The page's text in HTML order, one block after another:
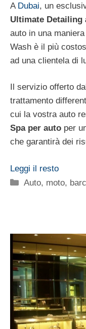
A Dubai, un
Ultimate Detailing
auto in una
Wash è il più
ad una clientela di
Il servizio offerto
trattamento
cui la vostra auto
Spa per auto per
che garantirà dei
Leggi il resto
Categorie
Auto, moto,